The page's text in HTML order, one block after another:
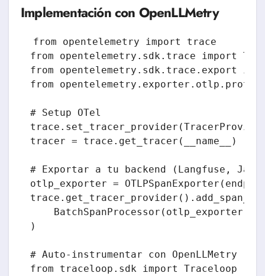
Implementación con OpenLLMetry
from opentelemetry import trace
from opentelemetry.sdk.trace import
from opentelemetry.sdk.trace.export
from
# Setup OTel
tracer = trace.get_tracer(__name__)
# Exportar a tu backend (Langfuse,
otlp_exporter =
    BatchSpanProcessor(otlp_exporter)
)
# Auto-instrumentar con OpenLLMetry
from traceloop.sdk import Traceloop